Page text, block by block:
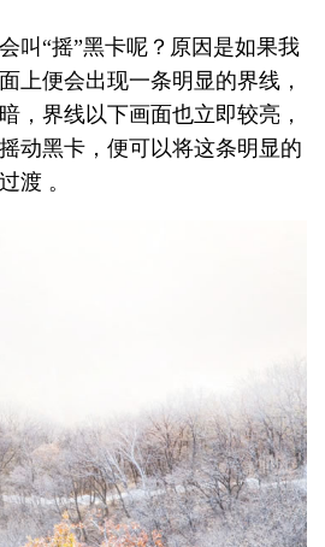
叫“摇”黑卡呢？原因是如果我
上便会出现一条明显的界线，
，界线以下画面也立即较亮，
动黑卡，便可以将这条明显的
渡 。